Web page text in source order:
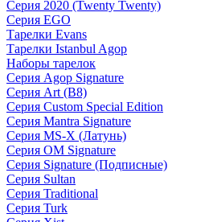
Серия 2020 (Twenty Twenty)
Серия EGO
Тарелки Evans
Тарелки Istanbul Agop
Наборы тарелок
Серия Agop Signature
Серия Art (B8)
Серия Custom Special Edition
Серия Mantra Signature
Серия MS-X (Латунь)
Серия OM Signature
Серия Signature (Подписные)
Серия Sultan
Серия Traditional
Серия Turk